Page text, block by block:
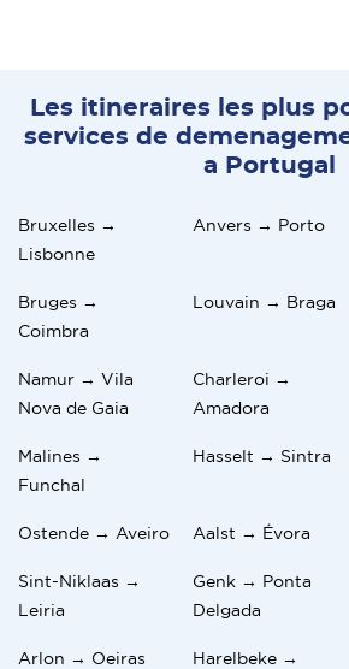
Les itineraires les plus
services de
a Portugal
Bruxelles →
Lisbonne
Anvers → Porto
Bruges →
Coimbra
Louvain → Braga
Namur → Vila
Nova de Gaia
Charleroi →
Amadora
Malines →
Funchal
Hasselt → Sintra
Ostende → Aveiro Aalst → Évora
Sint-Niklaas →
Leiria
Genk → Ponta
Delgada
Arlon → Oeiras
Harelbeke →